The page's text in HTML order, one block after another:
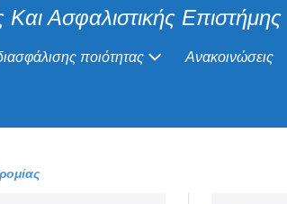
Και Ασφαλιστικής Επιστήμης
ποιότητας Ανακοινώσεις